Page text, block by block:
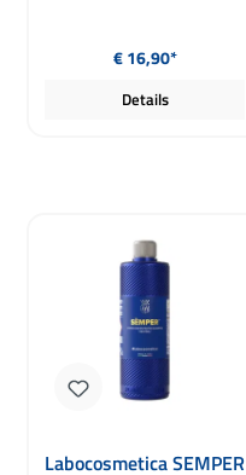
Normale prijs:
€ 16,90*
Details
Labocosmetica SEMPER